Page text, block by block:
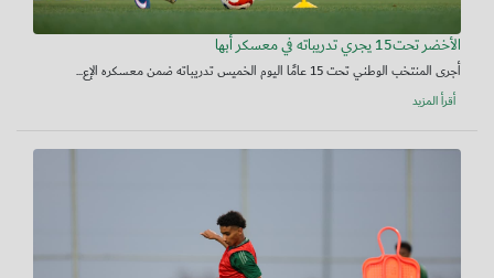
الأخضر تحت15 يجري تدريباته في معسكر أبها
أجرى المنتخب الوطني تحت 15 عامًا اليوم الخميس تدريباته ضمن معسكره الإع...
أقرأ المزيد